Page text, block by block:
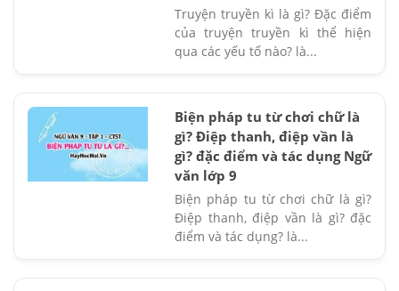
Truyện truyền kì là gì? Đặc điểm
của truyện truyền kì thể hiện
qua các yếu tố nào? là...
Biện pháp tu từ chơi chữ là
gì? Điệp thanh, điệp vần là
gì? đặc điểm và tác dụng Ngữ
văn lớp 9
Biện pháp tu từ chơi chữ là gì?
Điệp thanh, điệp vần là gì? đặc
điểm và tác dụng? là...